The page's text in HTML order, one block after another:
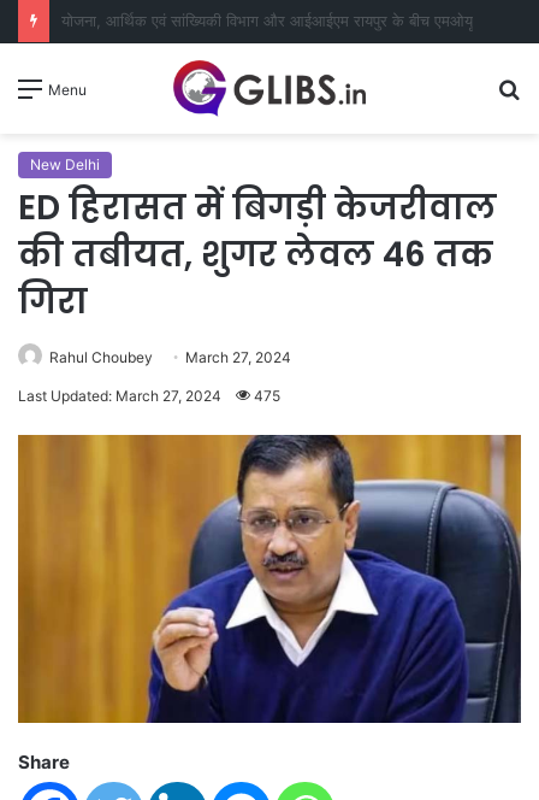
निबंध व चित्रकला प्रतियोगिता में 78 प्रतिभागियों ने लिया हिस्सा
Menu
New Delhi
ED हिरासत में बिगड़ी केजरीवाल
की तबीयत, शुगर लेवल 46 तक
गिरा
Rahul Choubey March 27, 2024
Last Updated: March 27, 2024 475
Share